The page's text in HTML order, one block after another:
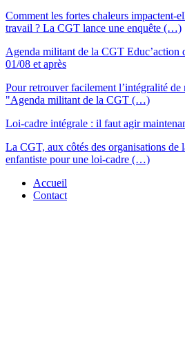
Comment les fortes chaleurs impactent-
travail ? La CGT lance une enquête (…)
Agenda militant de la CGT Educ’action
01/08 et après
Pour retrouver facilement l’intégralité de
"Agenda militant de la CGT (…)
Loi-cadre intégrale : il faut agir
La CGT, aux côtés des organisations de
enfantiste pour une loi-cadre (…)
Accueil
Contact